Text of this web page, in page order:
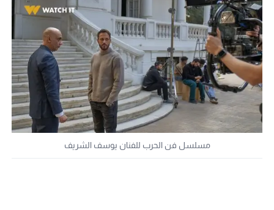
مسلسل فن الحرب للفنان يوسف الشريف